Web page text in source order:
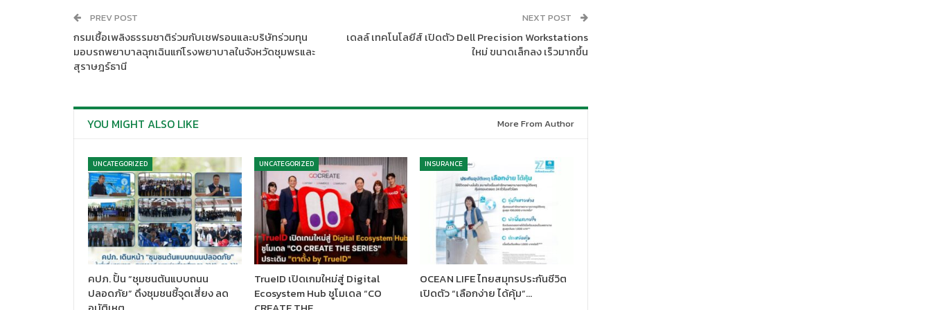
PREV POST
กรมเชื้อเพลิงธรรมชาติร่วมกับเชฟรอนและบริษัทร่วมทุน
มอบรถพยาบาลฉุกเฉินแก่โรงพยาบาลในจังหวัดชุมพรและ
สุราษฎร์ธานี
NEXT POST
เดลล์ เทคโนโลยีส์ เปิดตัว Dell Precision Workstations
ใหม่ ขนาดเล็กลง เร็วมากขึ้น
YOU MIGHT ALSO LIKE More From Author
UNCATEGORIZED
คปภ. ปั้น “ชุมชนต้นแบบถนน
ปลอดภัย” ดึงชุมชนชี้จุดเสี่ยง ลด
UNCATEGORIZED
TrueID เปิดเกมใหม่สู่ Digital
Ecosystem Hub ชูโมเดล “CO
INSURANCE
OCEAN LIFE ไทยสมุทรประกันชีวิต
เปิดตัว “เลือกง่าย ได้คุ้ม”…